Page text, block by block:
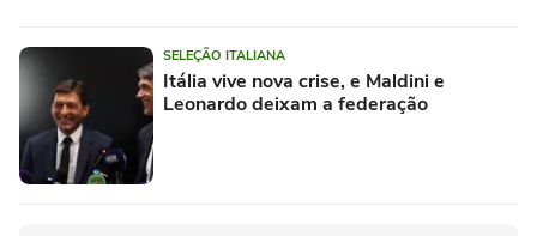
SELEÇÃO ITALIANA
Itália vive nova crise, e Maldini e
Leonardo deixam a federação